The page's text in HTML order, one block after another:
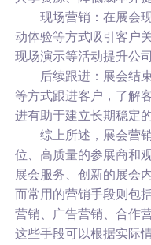
现场营销：在展会现
动体验等方式吸引客户
现场演示等活动提升公
后续跟进：展会结束
等方式跟进客户，了解
进有助于建立长期稳定
综上所述，展会营销
位、高质量的参展商和
展会服务、创新的展会
而常用的营销手段则包
营销、广告营销、合作
这些手段可以根据实际